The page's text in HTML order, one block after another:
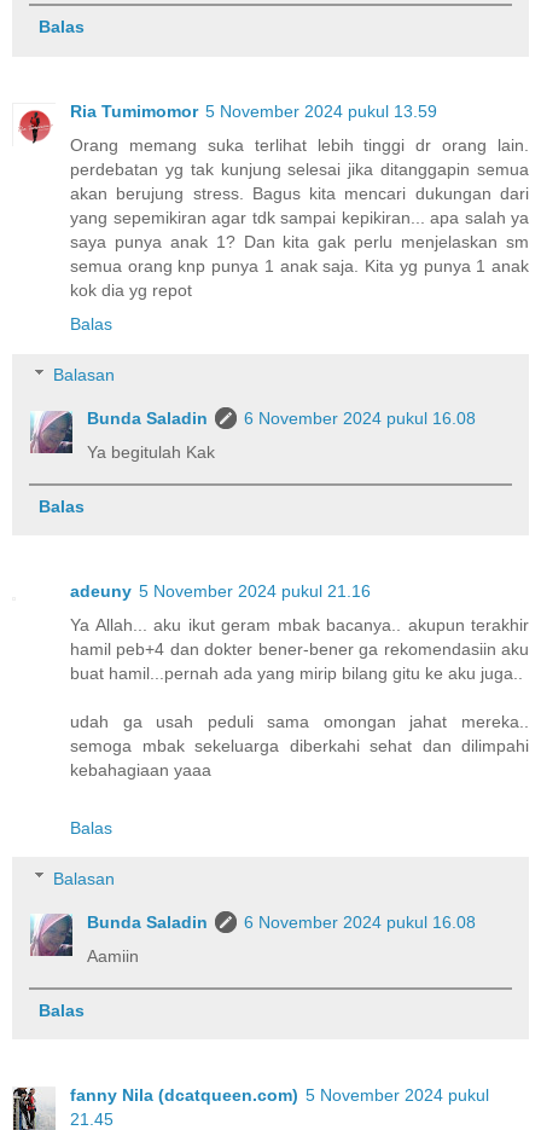
Balas
Ria Tumimomor 5 November 2024 pukul 13.59
Orang memang suka terlihat lebih tinggi dr orang lain.
perdebatan yg tak kunjung selesai jika ditanggapin semua
akan berujung stress. Bagus kita mencari dukungan dari
yang sepemikiran agar tdk sampai kepikiran... apa salah ya
saya punya anak 1? Dan kita gak perlu menjelaskan sm
semua orang knp punya 1 anak saja. Kita yg punya 1 anak
kok dia yg repot
Balas
Balasan
Bunda Saladin
6 November 2024 pukul 16.08
Ya begitulah Kak
Balas
adeuny 5 November 2024 pukul 21.16
Ya Allah... aku ikut geram mbak bacanya.. akupun terakhir
hamil peb+4 dan dokter bener-bener ga rekomendasiin aku
buat hamil...pernah ada yang mirip bilang gitu ke aku juga..
udah ga usah peduli sama omongan jahat mereka..
semoga mbak sekeluarga diberkahi sehat dan dilimpahi
kebahagiaan yaaa
Balas
Balasan
Bunda Saladin
6 November 2024 pukul 16.08
Aamiin
Balas
fanny Nila (dcatqueen.com) 5 November 2024 pukul
21.45